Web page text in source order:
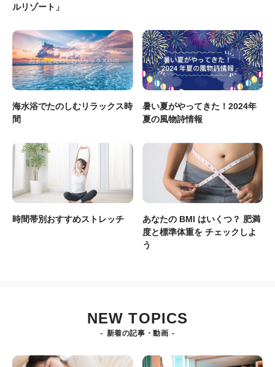
ルリゾート」
海水浴でたのしむリラックス時
間
暑い夏がやってきた！2024年
夏の風物詩情報
時間帯別おすすめストレッチ
あなたの BMI はいくつ？ 肥満
度と標準体重を チェックしよ
う
NEW TOPICS
新着の記事・動画